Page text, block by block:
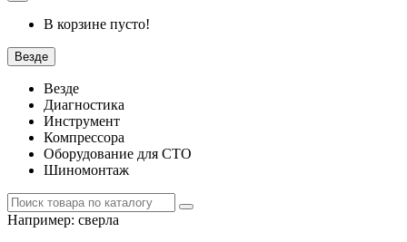
В корзине пусто!
Везде
Везде
Диагностика
Инструмент
Компрессора
Оборудование для СТО
Шиномонтаж
Например: сверла